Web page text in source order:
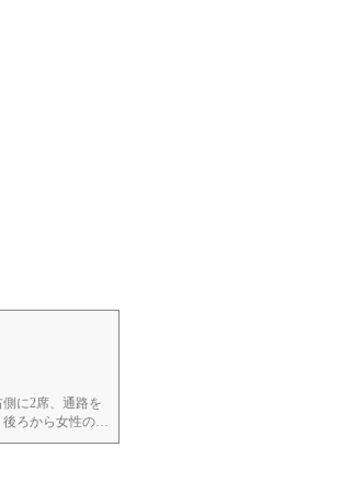
に2席、通路を
ろから女性の声
しかけるのもあ